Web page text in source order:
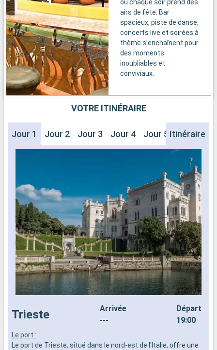
où chaque soir prend des
airs de fête. Bar
spacieux, piste de danse,
concerts live et soirées à
thème s’enchaînent pour
des moments
inoubliables et
conviviaux.
VOTRE ITINÉRAIRE
Jour 1 Jour 2 Jour 3 Jour 4 Jour 5 Jour 6
Itinéraire
Trieste
Arrivée
---
Départ
19:00
Le port :
Le port de Trieste, situé dans le nord-est de l'Italie, offre une